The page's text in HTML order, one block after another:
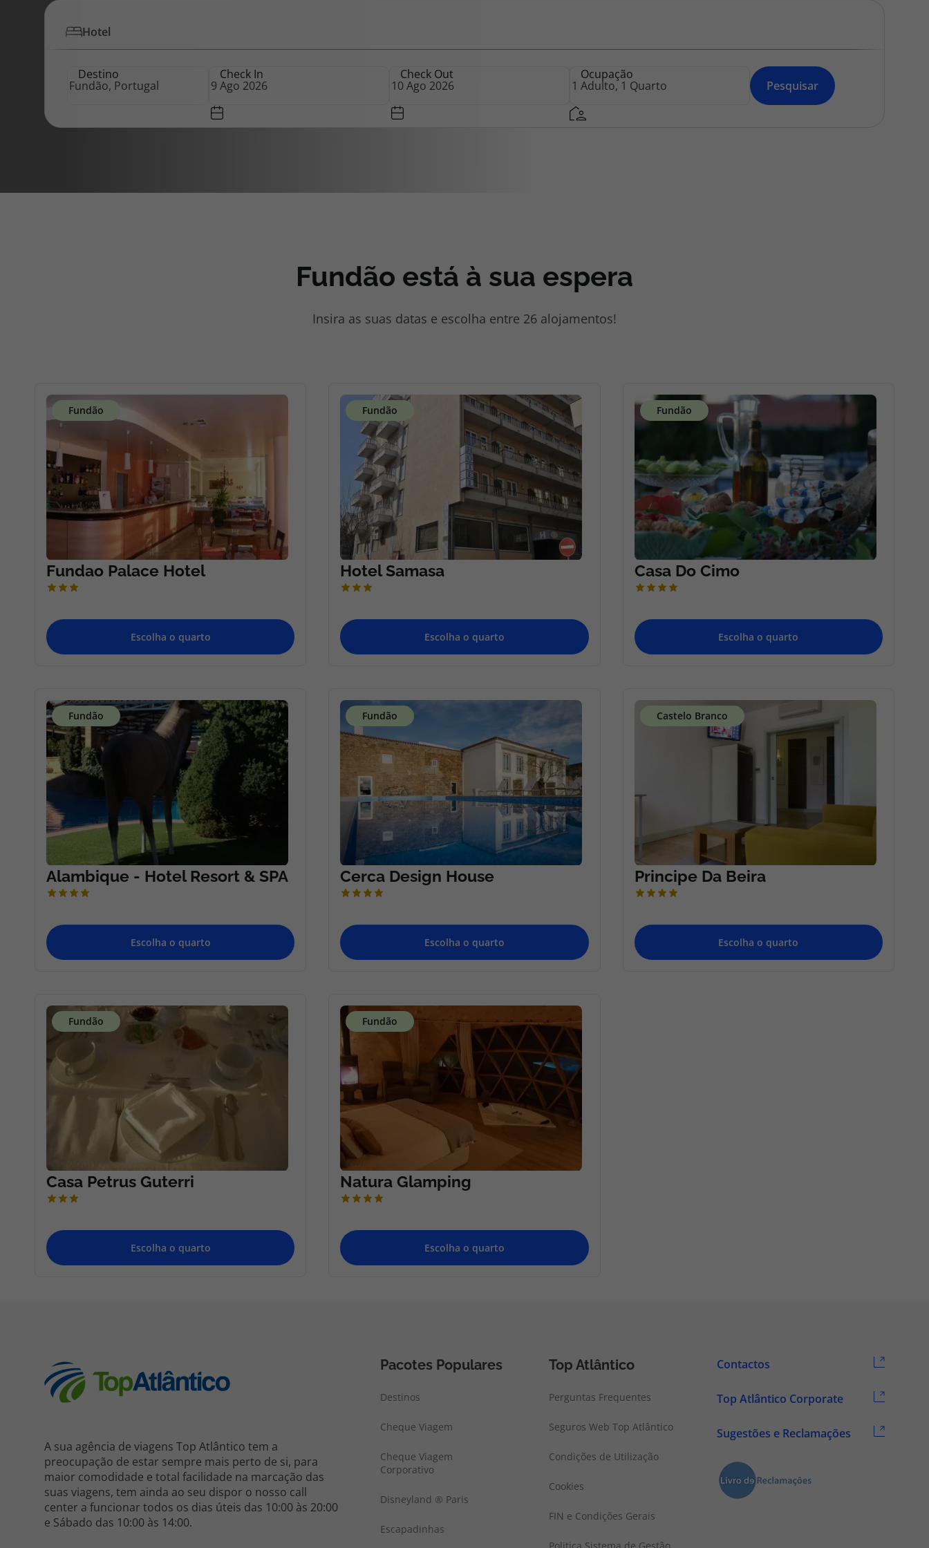
Pacotes de Férias
Disneyland ® Paris Blog TopViagens
facilidade na marcação das suas viagens, tem ainda ao seu
dispor o nosso call center a funcionar todos os dias úteis das
10:00 às 20:00 e Sábado das 10:00 às 14:00.
Hotel
Destino Check In Check Out Ocupação
Pesquisar
Fundão está à sua espera
Insira as suas datas e escolha entre 26 alojamentos!
A sua agência de viagens Top Atlântico tem a
preocupação de estar sempre mais perto de si, para
maior comodidade e total facilidade na marcação das
suas viagens, tem ainda ao seu dispor o nosso call
center a funcionar todos os dias úteis das 10:00 às 20:00
e Sábado das 10:00 às 14:00.
Pacotes Populares
Destinos
Cheque Viagem
Cheque Viagem
Corporativo
Disneyland ® Paris
Escapadinhas
Top Atlântico
Perguntas Frequentes
Seguros Web Top Atlântico
Condições de Utilização
Cookies
FIN e Condições Gerais
Contactos
Top Atlântico Corporate
Sugestões e Reclamações